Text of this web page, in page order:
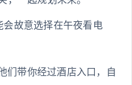
会故意选择在午夜看电
们带你经过酒店入口，自